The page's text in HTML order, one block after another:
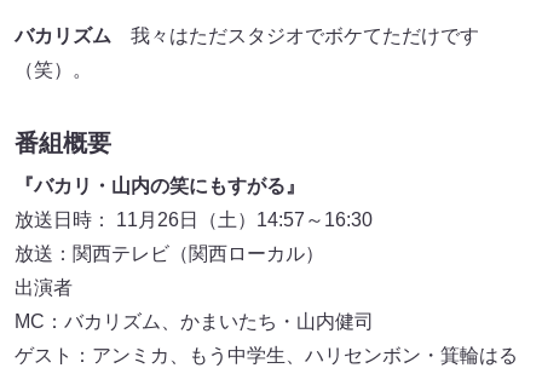
バカリズム 我々はただスタジオでボケてただけです
（笑）。
番組概要
『バカリ・山内の笑にもすがる』
放送日時： 11月26日（土）14:57～16:30
放送：関西テレビ（関西ローカル）
出演者
MC：バカリズム、かまいたち・山内健司
ゲスト：アンミカ、もう中学生、ハリセンボン・箕輪はる